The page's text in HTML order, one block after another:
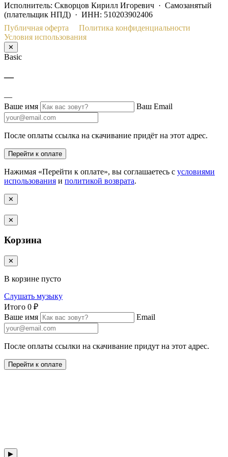
Исполнитель: Скворцов Кирилл Игоревич · Самозанятый
(плательщик НПД) · ИНН: 510203902406
Публичная оферта
Политика конфиденциальности
Условия использования
✕
Basic
—
—
Ваше имя
Ваш Email
После оплаты ссылка на скачивание придёт на этот адрес.
Перейти к оплате
Нажимая «Перейти к оплате», вы соглашаетесь с условиями
использования и политикой возврата.
✕
✕
Корзина
✕
В корзине пусто
Слушать музыку
Итого 0 ₽
Ваше имя
Email
После оплаты ссылки на скачивание придут на этот адрес.
Перейти к оплате
▶